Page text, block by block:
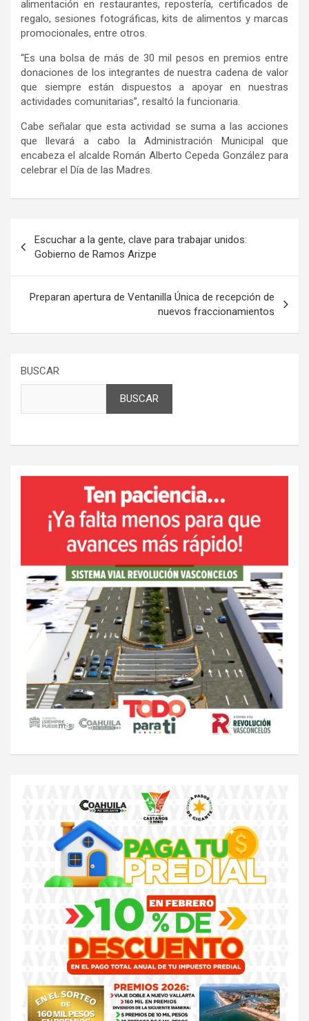
alimentación en restaurantes, repostería, certificados de
regalo, sesiones fotográficas, kits de alimentos y marcas
promocionales, entre otros.
“Es una bolsa de más de 30 mil pesos en premios entre
donaciones de los integrantes de nuestra cadena de valor
que siempre están dispuestos a apoyar en nuestras
actividades comunitarias”, resaltó la funcionaria.
Cabe señalar que esta actividad se suma a las acciones
que llevará a cabo la Administración Municipal que
encabeza el alcalde Román Alberto Cepeda González para
celebrar el Día de las Madres.
de
entradas
Escuchar a la gente, clave para trabajar unidos:
Gobierno de Ramos Arizpe
Preparan apertura de Ventanilla Única de recepción de
nuevos fraccionamientos
BUSCAR
BUSCAR